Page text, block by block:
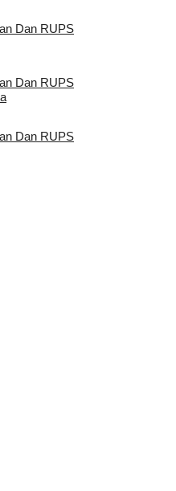
Dan RUPS
Dan RUPS
Dan RUPS